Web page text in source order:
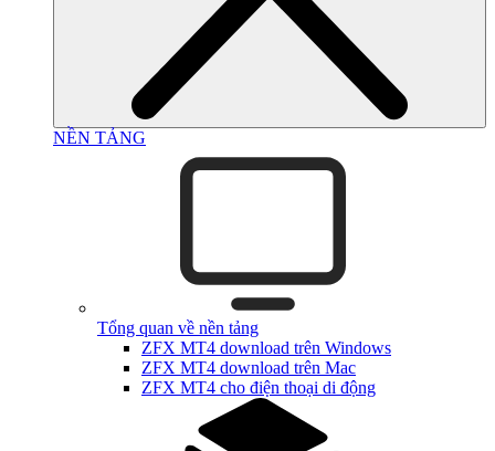
NỀN TẢNG
Tổng quan về nền tảng
ZFX MT4 download trên Windows
ZFX MT4 download trên Mac
ZFX MT4 cho điện thoại di động